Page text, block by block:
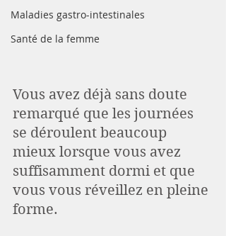
Maladies gastro-intestinales
Santé de la femme
Vous avez déjà sans doute
remarqué que les journées
se déroulent beaucoup
mieux lorsque vous avez
suffisamment dormi et que
vous vous réveillez en pleine
forme.